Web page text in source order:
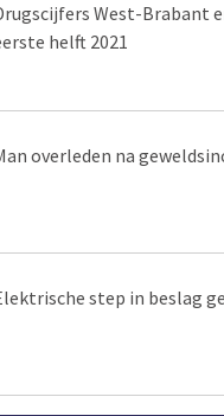
West-Brabant
helft 2021
overleden na
step in beslag